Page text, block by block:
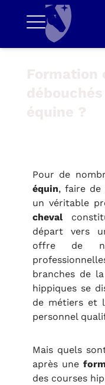
Pour de
équin, faire de
un véritable
cheval
départ vers
offre de
branches de la
hippiques se
de métiers et
personnel
Mais quels
après une
des courses